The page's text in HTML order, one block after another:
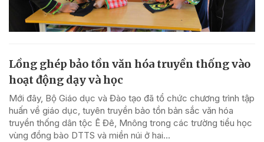
Lồng ghép bảo tồn văn hóa truyền thống vào
hoạt động dạy và học
Mới đây, Bộ Giáo dục và Đào tạo đã tổ chức chương trình tập
huấn về giáo dục, tuyên truyền bảo tồn bản sắc văn hóa
truyền thống dân tộc Ê Đê, Mnông trong các trường tiểu học
vùng đồng bào DTTS và miền núi ở hai...